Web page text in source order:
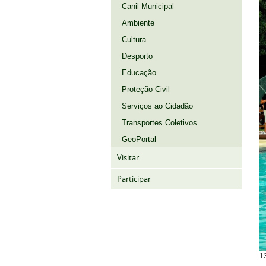
Canil Municipal
Ambiente
Cultura
Desporto
Educação
Proteção Civil
Serviços ao Cidadão
Transportes Coletivos
GeoPortal
Visitar
Participar